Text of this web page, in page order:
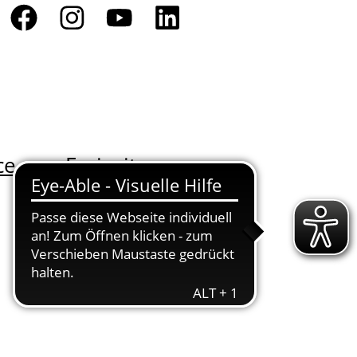
Freizeit